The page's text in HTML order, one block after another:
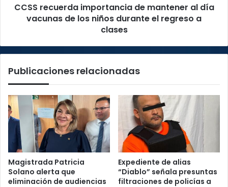
los
regreso
clases
CCSS recuerda importancia de mantener al día
vacunas de los niños durante el regreso a
clases
Publicaciones relacionadas
Magistrada Patricia
Solano alerta que
eliminación de audiencias
Expediente de alias
“Diablo” señala presuntas
filtraciones de policías a